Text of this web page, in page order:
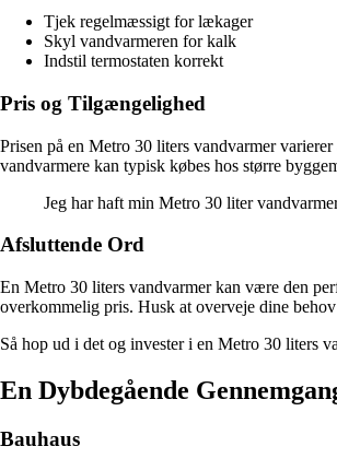
Tjek regelmæssigt for lækager
Skyl vandvarmeren for kalk
Indstil termostaten korrekt
Pris og Tilgængelighed
Prisen på en Metro 30 liters vandvarmer
vandvarmere kan typisk købes hos større
Jeg har haft min Metro 30 liter
Afsluttende Ord
En Metro 30 liters vandvarmer kan være den
overkommelig pris. Husk at overveje dine
Så hop ud i det og invester i en Metro 30 liters
En Dybdegående
Bauhaus